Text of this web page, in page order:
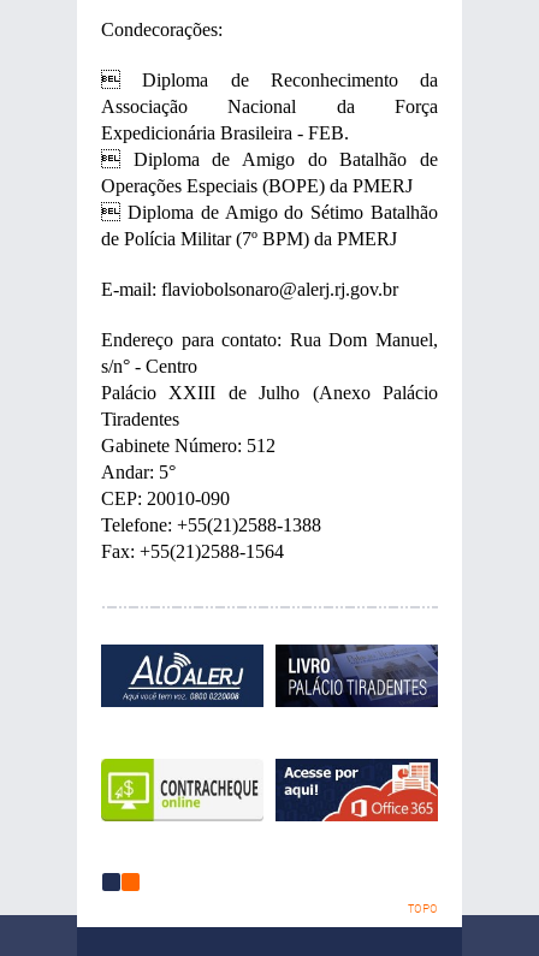
Condecorações:
 Diploma de Reconhecimento da
Associação Nacional da Força
Expedicionária Brasileira - FEB.
 Diploma de Amigo do Batalhão de
Operações Especiais (BOPE) da PMERJ
 Diploma de Amigo do Sétimo Batalhão
de Polícia Militar (7º BPM) da PMERJ
E-mail: flaviobolsonaro@alerj.rj.gov.br
Endereço para contato: Rua Dom Manuel,
s/n° - Centro
Palácio XXIII de Julho (Anexo Palácio
Tiradentes
Gabinete Número: 512
Andar: 5°
CEP: 20010-090
Telefone: +55(21)2588-1388
Fax: +55(21)2588-1564
TOPO